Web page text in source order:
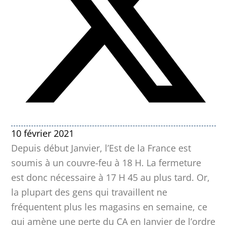
10 février 2021
Depuis début Janvier, l’Est de la France est
soumis à un couvre-feu à 18 H. La fermeture
est donc nécessaire à 17 H 45 au plus tard. Or,
la plupart des gens qui travaillent ne
fréquentent plus les magasins en semaine, ce
qui amène une perte du CA en Janvier de l’ordre